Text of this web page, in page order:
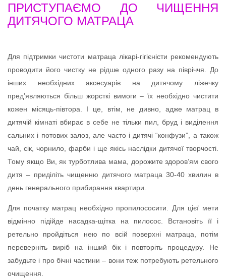
ПРИСТУПАЄМО ДО ЧИЩЕННЯ
ДИТЯЧОГО МАТРАЦА
Для підтримки чистоти матраца лікарі-гігієністи рекомендують
проводити його чистку не рідше одного разу на півріччя. До
інших необхідних аксесуарів на дитячому ліжечку
пред’являються більш жорсткі вимоги – їх необхідно чистити
кожен місяць-півтора. І це, втім, не дивно, адже матрац в
дитячій кімнаті вбирає в себе не тільки пил, бруд і виділення
сальних і потових залоз, але часто і дитячі “конфузи”, а також
чай, сік, чорнило, фарби і ще якісь наслідки дитячої творчості.
Тому якщо Ви, як турботлива мама, дорожите здоров’ям свого
дитя – приділіть чищенню дитячого матраца 30-40 хвилин в
день генерального прибирання квартири.
Для початку матрац необхідно пропилососити. Для цієї мети
відмінно підійде насадка-щітка на пилосос. Встановіть її і
ретельно пройдіться нею по всій поверхні матраца, потім
переверніть виріб на інший бік і повторіть процедуру. Не
забудьте і про бічні частини – вони теж потребують ретельного
очищення.